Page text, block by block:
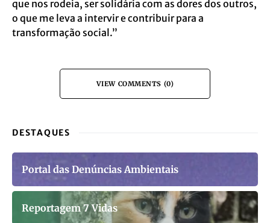
que nos rodeia, ser solidária com as dores dos outros,
o que me leva a intervir e contribuir para a
transformação social.”
VIEW COMMENTS (0)
DESTAQUES
Portal das Denúncias Ambientais
Reportagem 7 Vidas